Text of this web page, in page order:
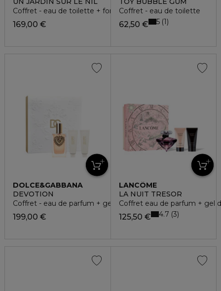
Coffret - eau de toilette + format voyage
169,00 €
Coffret - eau de toilette
62,50 € 5 1
DOLCE&GABBANA
DEVOTION
Coffret - eau de parfum + gel douche + lait corps
199,00 €
LANCÔME
LA NUIT TRESOR
Coffret eau de parfum + gel
125,50 € 4.7 3